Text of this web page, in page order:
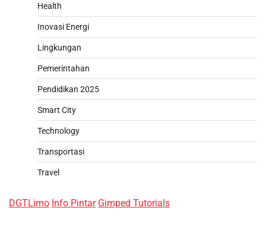
Health
Inovasi Energi
Lingkungan
Pemerintahan
Pendidikan 2025
Smart City
Technology
Transportasi
Travel
DGTLimo Info Pintar Gimped Tutorials